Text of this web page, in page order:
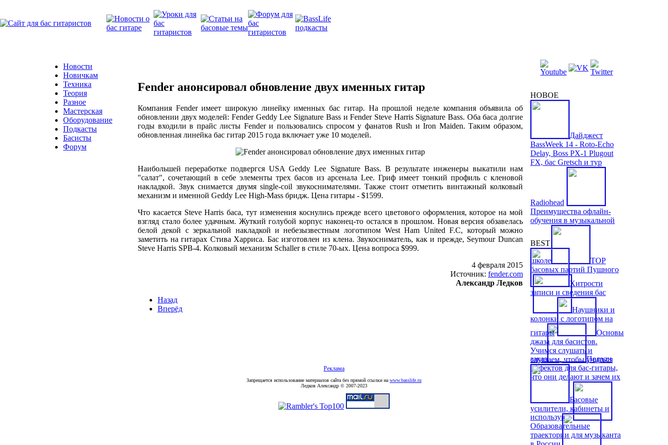
Новости
Новичкам
Техника
Теория
Разное
Мастерская
Оборудование
Подкасты
Басисты
Форум
Fender анонсировал обновление двух именных гитар
Компания Fender имеет широкую линейку именных бас гитар. На прошлой неделе компания объявила об
обновлении двух моделей: Fender Geddy Lee Signature Bass и Fender Steve Harris Signature Bass. Оба баса долгие
годы входили в прайс листы Fender и пользовались спросом у фанатов Rush и Iron Maiden. Таким образом,
обновленная линейка бас гитар 2015 года включает уже 10 моделей.
Наибольшей переработке подвергся USA Geddy Lee Signature Bass. В результате инженеры выкатили нам
"салат", сочетающий в себе элементы трех басов из арсенала Lee. Гриф имеет тонкий профиль с кленовой
накладкой. Звук снимается двумя single-coil звукоснимателями. Также стоит отметить винтажный колковый
механизм и именной Geddy Lee High-Mass бридж. Цена гитары - $1599.
Что касается Steve Harris баса, тут изменения коснулись прежде всего цветового оформления, которое на мой
взгляд стало более удачным. Жуткий голубой корпус наконец-то остался в прошлом. Новая версия обзавелась
белой декой с зеркальной накладкой и небезызвестным логотипом West Ham United F.C, который можно
заметить на гитарах Стива Харриса. Бас изготовлен из клена. Звукосниматель, как и прежде, Seymour Duncan
Steve Harris SPB-4. Колковый механизм Schaller в стиле 70-ых. Цена вопроса $999.
4 февраля 2015
Источник: fender.com
Александр Ледков
Назад
Вперёд
НОВОЕ
Дайджест
BassWeek 14 - Roto-Echo
Delay, Boss PX-1 Plugout
FX, бас Gretsch и тур
Radiohead
Преимущества офлайн-
обучения в музыкальной
школе
TOP
басовых партий Пушного
Наушники и
колонки с логотипом на
заказ
Педали
эффектов для бас-гитары,
что они делают и зачем их
используют
Образовательные
траектории для музыканта
BEST
Хитрости
записи и сведения бас
гитары
Основы
джаза для басистов.
Учимся слушать и
слушаем, чтобы учиться
Басовые
усилители, кабинеты и
Реклама
Запрещается использование материалов сайта без прямой ссылки на www.basslife.ru
Ледков Александр © 2007-2023